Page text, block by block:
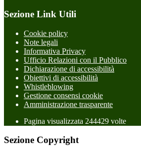
Sezione Link Utili
Cookie policy
Note legali
Informativa Privacy
Ufficio Relazioni con il Pubblico
Dichiarazione di accessibilità
Obiettivi di accessibilità
Whistleblowing
Gestione consensi cookie
Amministrazione trasparente
Pagina visualizzata 244429 volte
Sezione Copyright